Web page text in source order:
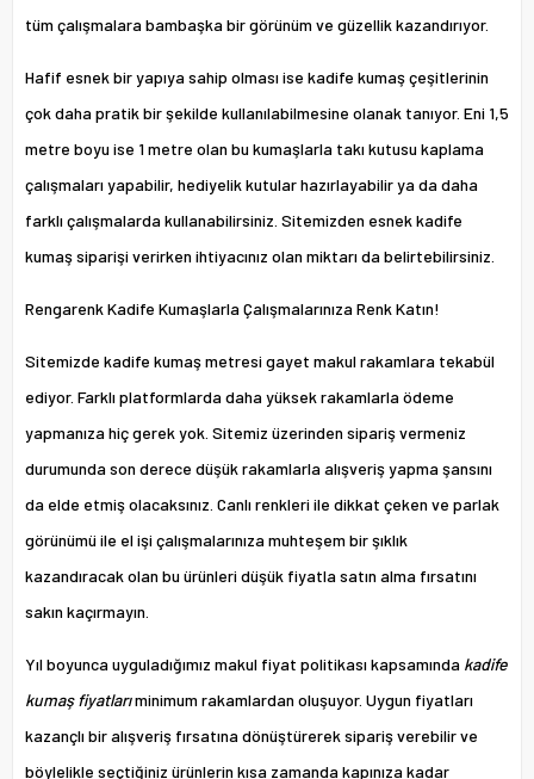
tüm çalışmalara bambaşka bir görünüm ve güzellik kazandırıyor.
Hafif esnek bir yapıya sahip olması ise kadife kumaş çeşitlerinin
çok daha pratik bir şekilde kullanılabilmesine olanak tanıyor. Eni 1,5
metre boyu ise 1 metre olan bu kumaşlarla takı kutusu kaplama
çalışmaları yapabilir, hediyelik kutular hazırlayabilir ya da daha
farklı çalışmalarda kullanabilirsiniz. Sitemizden esnek kadife
kumaş siparişi verirken ihtiyacınız olan miktarı da belirtebilirsiniz.
Rengarenk Kadife Kumaşlarla Çalışmalarınıza Renk Katın!
Sitemizde kadife kumaş metresi gayet makul rakamlara tekabül
ediyor. Farklı platformlarda daha yüksek rakamlarla ödeme
yapmanıza hiç gerek yok. Sitemiz üzerinden sipariş vermeniz
durumunda son derece düşük rakamlarla alışveriş yapma şansını
da elde etmiş olacaksınız. Canlı renkleri ile dikkat çeken ve parlak
görünümü ile el işi çalışmalarınıza muhteşem bir şıklık
kazandıracak olan bu ürünleri düşük fiyatla satın alma fırsatını
sakın kaçırmayın.
Yıl boyunca uyguladığımız makul fiyat politikası kapsamında kadife
kumaş fiyatlarıminimum rakamlardan oluşuyor. Uygun fiyatları
kazançlı bir alışveriş fırsatına dönüştürerek sipariş verebilir ve
böylelikle seçtiğiniz ürünlerin kısa zamanda kapınıza kadar